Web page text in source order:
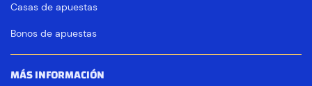
Casas de apuestas
Bonos de apuestas
MÁS INFORMACIÓN